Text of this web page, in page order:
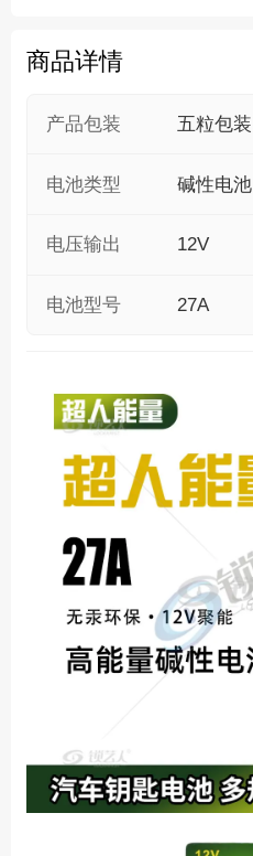
商品详情
产品包装 五粒包装
电池类型 碱性电池
电压输出 12V
电池型号 27A